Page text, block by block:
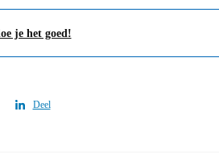
je het goed!
Deel